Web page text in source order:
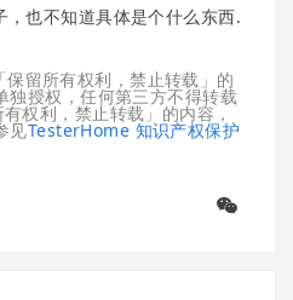
也不知道具体是个什么东西.
留所有权利，禁止转载」的
独授权，任何第三方不得转载
权利，禁止转载」的内容，
见TesterHome 知识产权保护